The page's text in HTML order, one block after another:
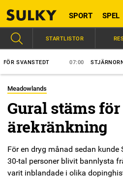
SPORT SPEL
SVANSTEDT 07:00 STJÄRNORNAS
STARTLISTOR
Meadowlands
Gural stäms för
ärekränkning
För en dryg månad sedan
30-tal personer blivit bannlysta
varit inblandade i olika